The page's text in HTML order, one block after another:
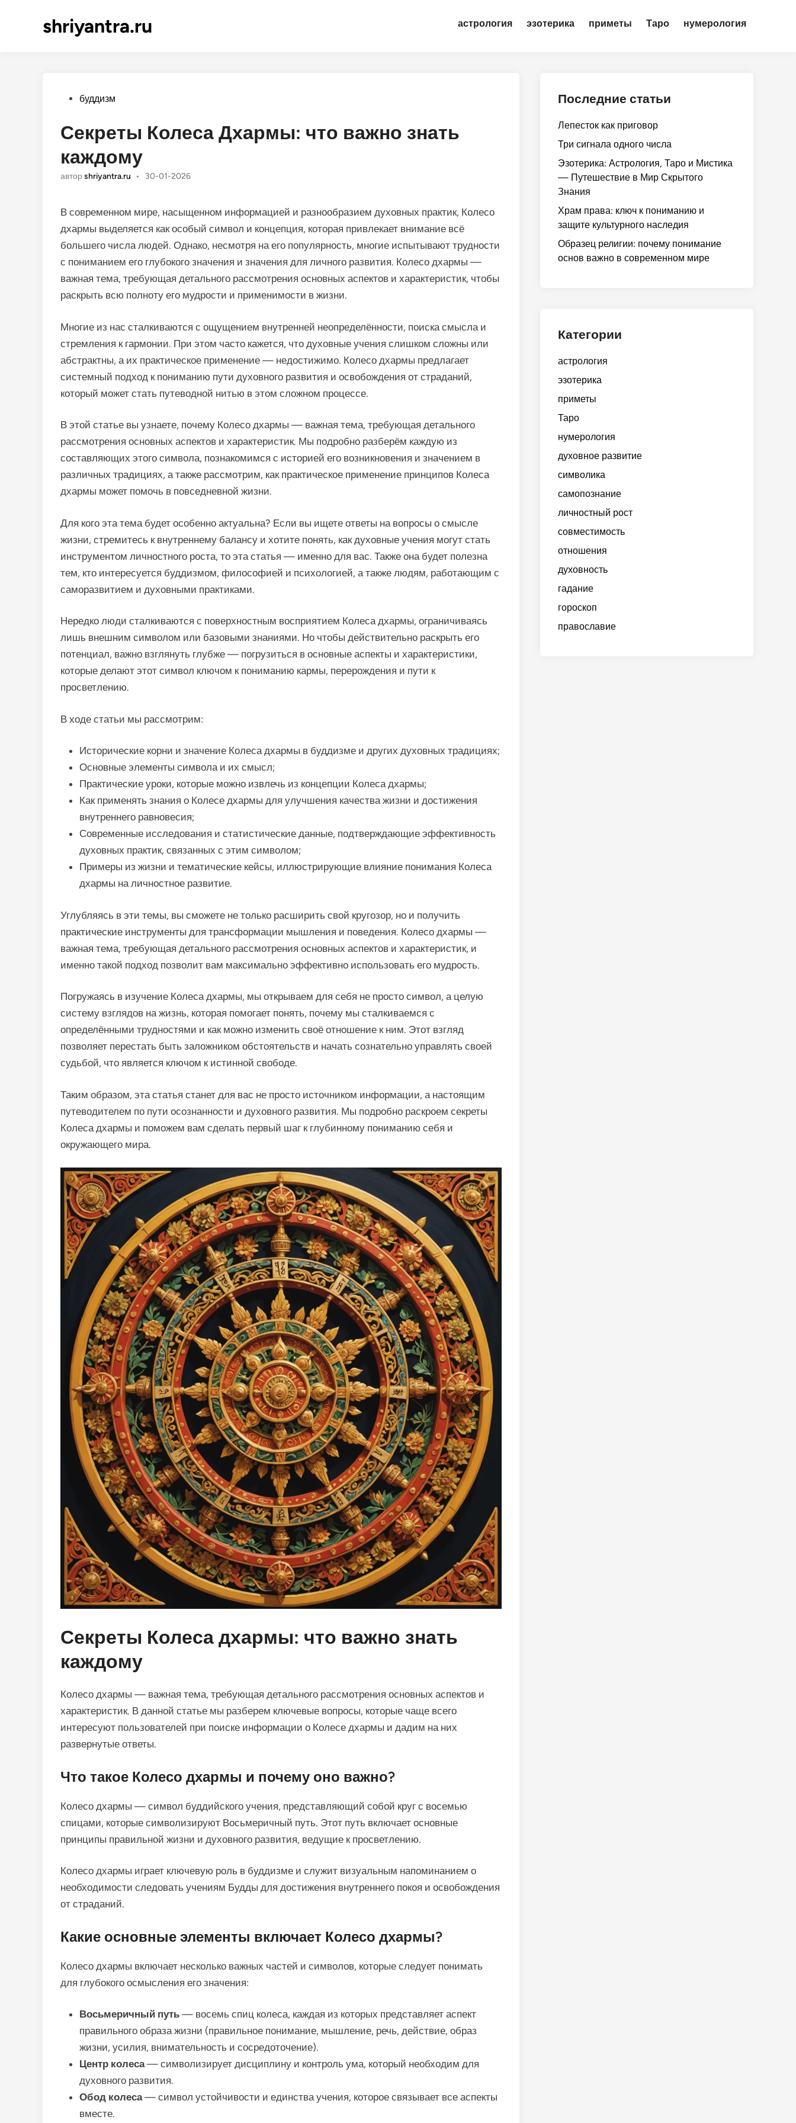
shriyantra.ru астрология эзотерика приметы Таро нумерология
Опубликовано
буддизм
Секреты Колеса Дхармы: что важно знать
каждому
автор shriyantra.ru • 30-01-2026
В современном мире, насыщенном информацией и разнообразием духовных практик, Колесо
дхармы выделяется как особый символ и концепция, которая привлекает внимание всё
большего числа людей. Однако, несмотря на его популярность, многие испытывают трудности
с пониманием его глубокого значения и значения для личного развития. Колесо дхармы —
важная тема, требующая детального рассмотрения основных аспектов и характеристик, чтобы
раскрыть всю полноту его мудрости и применимости в жизни.
Многие из нас сталкиваются с ощущением внутренней неопределённости, поиска смысла и
стремления к гармонии. При этом часто кажется, что духовные учения слишком сложны или
абстрактны, а их практическое применение — недостижимо. Колесо дхармы предлагает
системный подход к пониманию пути духовного развития и освобождения от страданий,
который может стать путеводной нитью в этом сложном процессе.
В этой статье вы узнаете, почему Колесо дхармы — важная тема, требующая детального
рассмотрения основных аспектов и характеристик. Мы подробно разберём каждую из
составляющих этого символа, познакомимся с историей его возникновения и значением в
различных традициях, а также рассмотрим, как практическое применение принципов Колеса
дхармы может помочь в повседневной жизни.
Для кого эта тема будет особенно актуальна? Если вы ищете ответы на вопросы о смысле
жизни, стремитесь к внутреннему балансу и хотите понять, как духовные учения могут стать
инструментом личностного роста, то эта статья — именно для вас. Также она будет полезна
тем, кто интересуется буддизмом, философией и психологией, а также людям, работающим с
саморазвитием и духовными практиками.
Нередко люди сталкиваются с поверхностным восприятием Колеса дхармы, ограничиваясь
лишь внешним символом или базовыми знаниями. Но чтобы действительно раскрыть его
потенциал, важно взглянуть глубже — погрузиться в основные аспекты и характеристики,
которые делают этот символ ключом к пониманию кармы, перерождения и пути к
просветлению.
В ходе статьи мы рассмотрим:
Исторические корни и значение Колеса дхармы в буддизме и других духовных традициях;
Основные элементы символа и их смысл;
Практические уроки, которые можно извлечь из концепции Колеса дхармы;
Как применять знания о Колесе дхармы для улучшения качества жизни и достижения
внутреннего равновесия;
Современные исследования и статистические данные, подтверждающие эффективность
духовных практик, связанных с этим символом;
Примеры из жизни и тематические кейсы, иллюстрирующие влияние понимания Колеса
дхармы на личностное развитие.
Углубляясь в эти темы, вы сможете не только расширить свой кругозор, но и получить
практические инструменты для трансформации мышления и поведения. Колесо дхармы —
важная тема, требующая детального рассмотрения основных аспектов и характеристик, и
именно такой подход позволит вам максимально эффективно использовать его мудрость.
Погружаясь в изучение Колеса дхармы, мы открываем для себя не просто символ, а целую
систему взглядов на жизнь, которая помогает понять, почему мы сталкиваемся с
определёнными трудностями и как можно изменить своё отношение к ним. Этот взгляд
позволяет перестать быть заложником обстоятельств и начать сознательно управлять своей
судьбой, что является ключом к истинной свободе.
Таким образом, эта статья станет для вас не просто источником информации, а настоящим
путеводителем по пути осознанности и духовного развития. Мы подробно раскроем секреты
Колеса дхармы и поможем вам сделать первый шаг к глубинному пониманию себя и
окружающего мира.
Секреты Колеса дхармы: что важно знать
каждому
Колесо дхармы — важная тема, требующая детального рассмотрения основных аспектов и
характеристик. В данной статье мы разберем ключевые вопросы, которые чаще всего
интересуют пользователей при поиске информации о Колесе дхармы и дадим на них
развернутые ответы.
Что такое Колесо дхармы и почему оно важно?
Колесо дхармы — символ буддийского учения, представляющий собой круг с восемью
спицами, которые символизируют Восьмеричный путь. Этот путь включает основные
принципы правильной жизни и духовного развития, ведущие к просветлению.
Колесо дхармы играет ключевую роль в буддизме и служит визуальным напоминанием о
необходимости следовать учениям Будды для достижения внутреннего покоя и освобождения
от страданий.
Какие основные элементы включает Колесо дхармы?
Колесо дхармы включает несколько важных частей и символов, которые следует понимать
для глубокого осмысления его значения:
Восьмеричный путь — восемь спиц колеса, каждая из которых представляет аспект
правильного образа жизни (правильное понимание, мышление, речь, действие, образ
жизни, усилия, внимательность и сосредоточение).
Центр колеса— символизирует дисциплину и контроль ума, который необходим для
духовного развития.
Обод колеса— символ устойчивости и единства учения, которое связывает все аспекты
вместе.
Последние статьи
Лепесток как приговор
Три сигнала одного числа
Эзотерика: Астрология, Таро и Мистика
— Путешествие в Мир Скрытого
Знания
Храм права: ключ к пониманию и
защите культурного наследия
Образец религии: почему понимание
основ важно в современном мире
Категории
астрология
эзотерика
приметы
Таро
нумерология
духовное развитие
символика
самопознание
личностный рост
совместимость
отношения
духовность
гадание
гороскоп
православие